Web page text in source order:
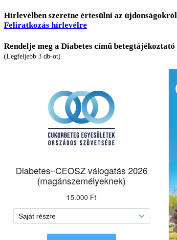
Hírlevélben szeretne értesülni az
Feliratkozás hírlevélre
Rendelje meg a Diabetes című
(Legfeljebb 3 db-ot)